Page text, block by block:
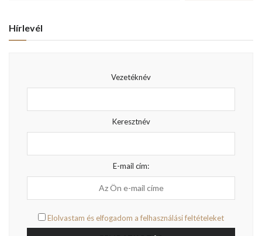
Hírlevél
Vezetéknév
Keresztnév
E-mail cím:
Elolvastam és elfogadom a felhasználási feltételeket